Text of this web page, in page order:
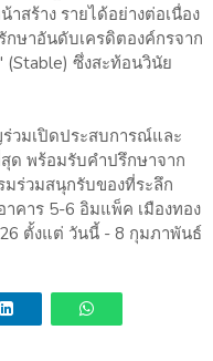
สร้าง รายได้อย่างต่อเนื่อง
ษาอันดับเครดิตองค์กรจาก
(Stable) ซึ่งสะท้อนวินัย
วมเปิดประสบการณ์และ
พร้อมรับคำปรึกษาจาก
ร่วมสนุกรับของที่ระลึก
คาร 5-6 อิมแพ็ค เมืองทอง
ตั้งแต่ วันนี้ - 8 กุมภาพันธ์